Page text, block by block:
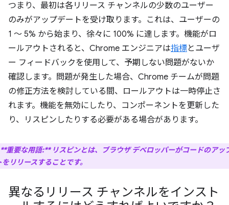
つまり、最初は各リリース チャンネルの少数のユーザー
のみがアップデートを受け取ります。これは、ユーザーの
1 ～ 5% から始まり、徐々に 100% に達します。機能がロ
ールアウトされると、Chrome エンジニアは指標とユーザ
ー フィードバックを使用して、予期しない問題がないか
確認します。問題が発生した場合、Chrome チームが問題
の修正方法を検討している間、ロールアウトは一時停止さ
れます。機能を無効にしたり、コンポーネントを更新した
り、リスピンしたりする必要がある場合があります。
**重要な用語:**リスピンとは、ブラウザ デベロッパーがコードのアッ
リリースすることです。
異なるリリース チャンネルをインスト